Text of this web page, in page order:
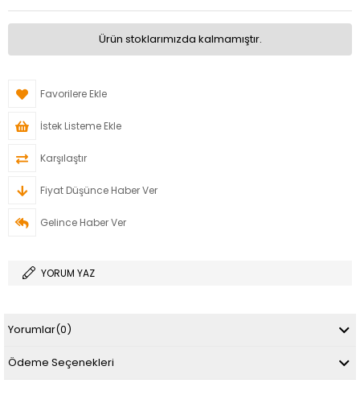
Ürün stoklarımızda kalmamıştır.
Favorilere Ekle
İstek Listeme Ekle
Karşılaştır
Fiyat Düşünce Haber Ver
Gelince Haber Ver
YORUM YAZ
Yorumlar(0)
Ödeme Seçenekleri